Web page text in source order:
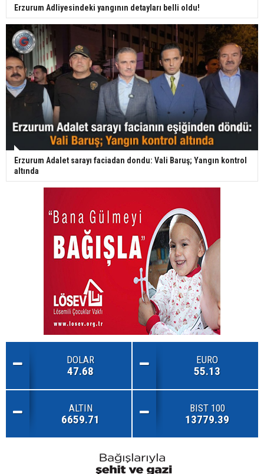
Erzurum Adliyesindeki yangının detayları belli oldu!
Erzurum Adalet sarayı faciadan dondu: Vali Baruş; Yangın kontrol
altında
DOLAR
47.68
EURO
55.13
ALTIN
6659.71
BIST 100
13779.39